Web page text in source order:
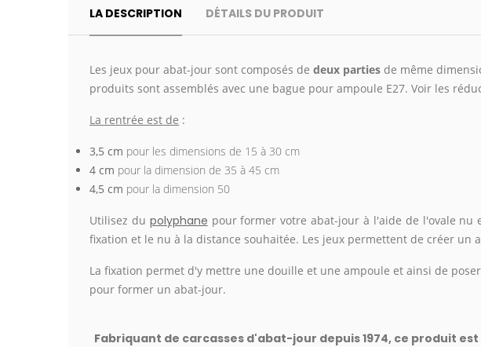
LA DESCRIPTION DÉTAILS DU PRODUIT
Les jeux pour abat-jour sont composés de deux parties de même
produits sont assemblés avec une bague pour ampoule E27. Voir les
La rentrée est de :
3,5 cm pour les dimensions de 15 à 30 cm
4 cm pour la dimension de 35 à 45 cm
4,5 cm pour la dimension 50
Utilisez du polyphane pour former votre abat-jour à l'aide de l'ovale
fixation et le nu à la distance souhaitée. Les jeux permettent de créer un
La fixation permet d'y mettre une douille et une ampoule et ainsi de
pour former un abat-jour.
Fabriquant de carcasses d'abat-jour depuis 1974, ce produit est